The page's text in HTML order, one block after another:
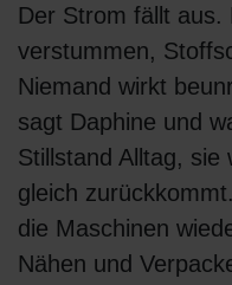
Der Strom fällt aus.
verstummen,
Niemand wirkt
sagt Daphine und
Stillstand Alltag, sie
gleich
die Maschinen
Nähen und